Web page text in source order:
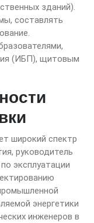
зданий).
составлять
(ИБП), щитовым
широкий спектр
руководитель
эксплуатации
энергетики
инженеров в